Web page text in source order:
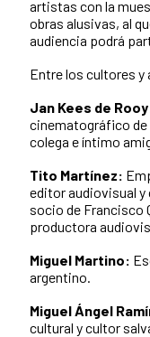
artistas con la
obras alusivas, al
audiencia podrá
Entre los cultores
Jan Kees de
cinematográfico de
colega e íntimo
Tito Martí­nez:
editor audiovisual
socio de Francisco
productora
Miguel Martino:
argentino.
Miguel Ángel
cultural y cultor